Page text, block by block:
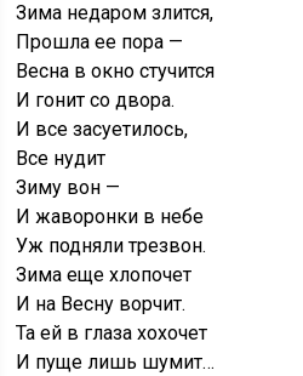
Зима недаром злится,
Прошла ее пора —
Весна в окно стучится
И гонит со двора.
И все засуетилось,
Все нудит
Зиму вон —
И жаворонки в небе
Уж подняли трезвон.
Зима еще хлопочет
И на Весну ворчит.
Та ей в глаза хохочет
И пуще лишь шумит…